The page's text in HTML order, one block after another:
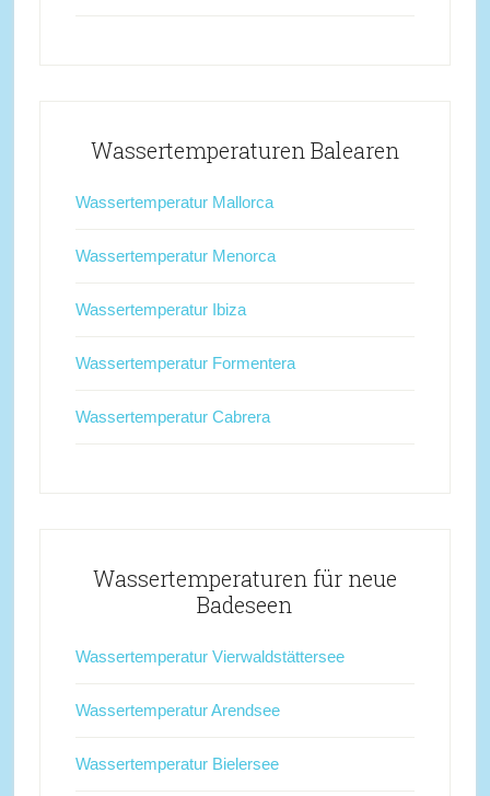
Wassertemperaturen Balearen
Wassertemperatur Mallorca
Wassertemperatur Menorca
Wassertemperatur Ibiza
Wassertemperatur Formentera
Wassertemperatur Cabrera
Wassertemperaturen für neue
Badeseen
Wassertemperatur Vierwaldstättersee
Wassertemperatur Arendsee
Wassertemperatur Bielersee